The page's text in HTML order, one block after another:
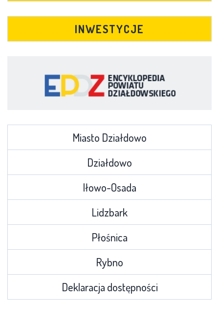
INWESTYCJE
Miasto Działdowo
Działdowo
Iłowo-Osada
Lidzbark
Płośnica
Rybno
Deklaracja dostępności